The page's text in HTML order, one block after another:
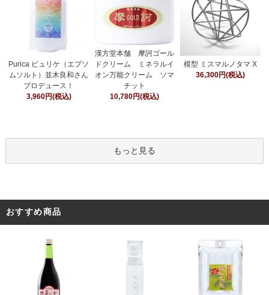
Purica ピュリケ（エプソ
ムソルト）並木良和さん
プロデュース！
3,960円(税込)
漢方堂本舗 摩訶ゴール
ドクリーム ミネラルイ
オン万能クリーム ソマ
チット
10,780円(税込)
模型 ミスマルノタマ X
36,300円(税込)
もっと見る
おすすめ商品